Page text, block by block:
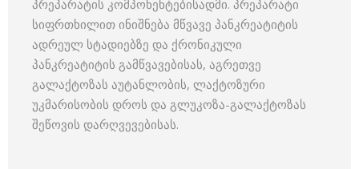
პრეპარატის კომპონენტებისადმი. პრეპარატი
სიფრთხილით ინიშნება მწვავე პანკრეატიტის
ადრეულ სტადიებზე და ქრონიკული
პანკრეატიტის გამწვავებისას, აგრეთვე
გალაქტოზას აუტანლობის, ლაქტოზური
უკმარისობის დროს და გლუკოზა-გალაქტოზას
შეწოვის დარღვევებისას.